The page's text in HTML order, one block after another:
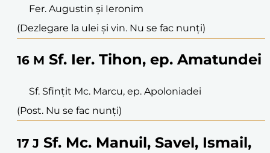
Fer. Augustin și Ieronim
(Dezlegare la ulei și vin. Nu se fac nunți)
16 M Sf. Ier. Tihon, ep. Amatundei
Sf. Sfințit Mc. Marcu, ep. Apoloniadei
(Post. Nu se fac nunți)
17 J Sf. Mc. Manuil, Savel, Ismail,